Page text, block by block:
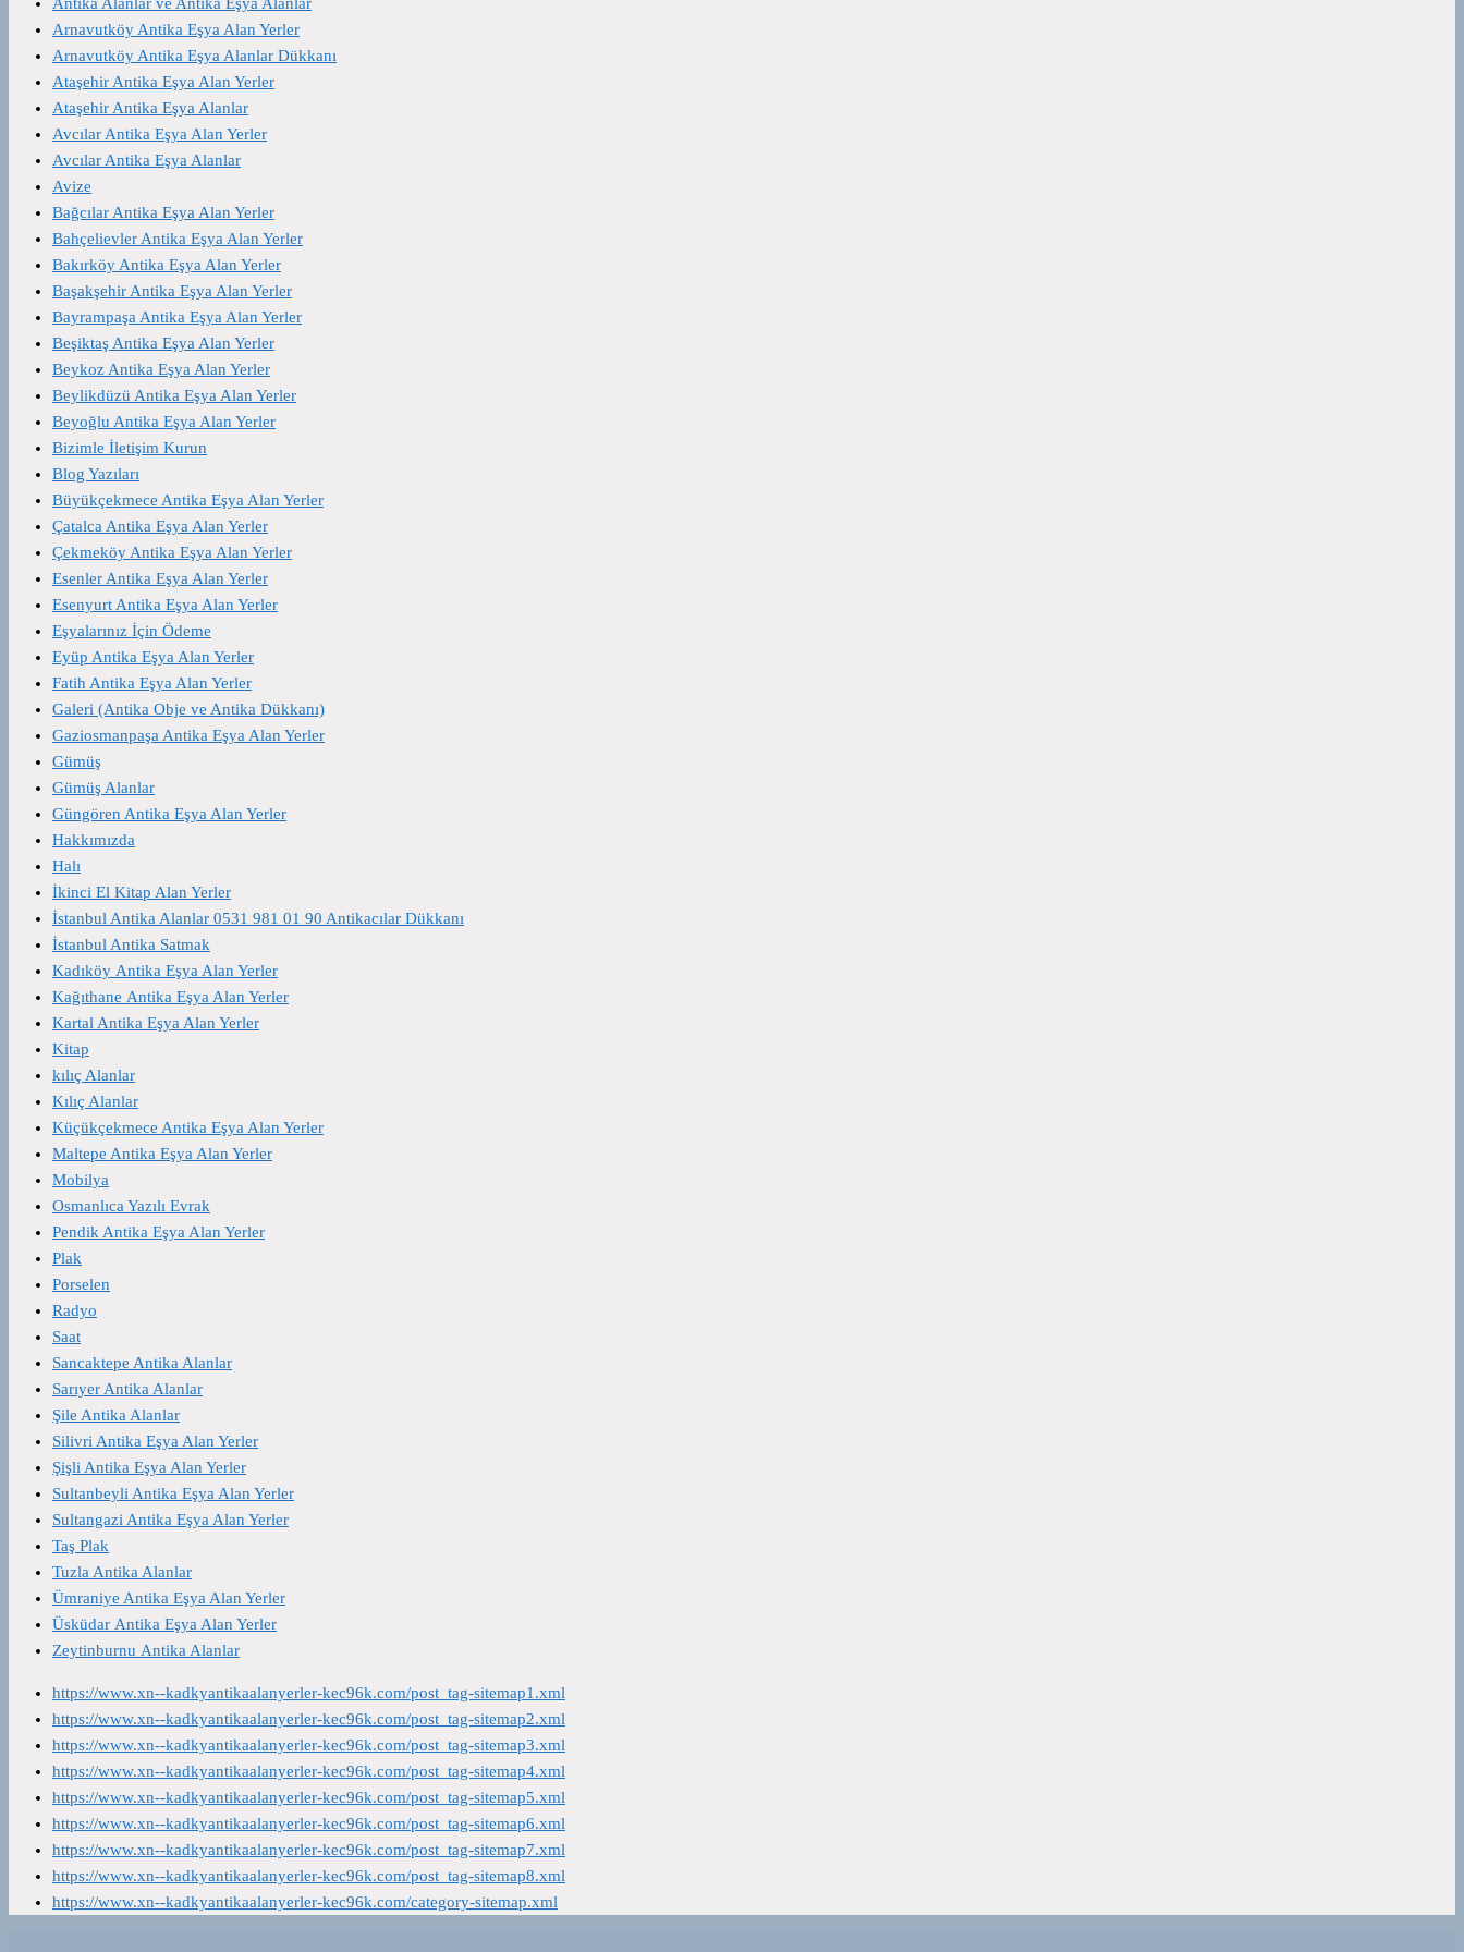
Arnavutköy Antika Eşya Alan Yerler
Arnavutköy Antika Eşya Alanlar Dükkanı
Ataşehir Antika Eşya Alan Yerler
Ataşehir Antika Eşya Alanlar
Avcılar Antika Eşya Alan Yerler
Avcılar Antika Eşya Alanlar
Avize
Bağcılar Antika Eşya Alan Yerler
Bahçelievler Antika Eşya Alan Yerler
Bakırköy Antika Eşya Alan Yerler
Başakşehir Antika Eşya Alan Yerler
Bayrampaşa Antika Eşya Alan Yerler
Beşiktaş Antika Eşya Alan Yerler
Beykoz Antika Eşya Alan Yerler
Beylikdüzü Antika Eşya Alan Yerler
Beyoğlu Antika Eşya Alan Yerler
Bizimle İletişim Kurun
Blog Yazıları
Büyükçekmece Antika Eşya Alan Yerler
Çatalca Antika Eşya Alan Yerler
Çekmeköy Antika Eşya Alan Yerler
Esenler Antika Eşya Alan Yerler
Esenyurt Antika Eşya Alan Yerler
Eşyalarınız İçin Ödeme
Eyüp Antika Eşya Alan Yerler
Fatih Antika Eşya Alan Yerler
Galeri (Antika Obje ve Antika Dükkanı)
Gaziosmanpaşa Antika Eşya Alan Yerler
Gümüş
Gümüş Alanlar
Güngören Antika Eşya Alan Yerler
Hakkımızda
Halı
İkinci El Kitap Alan Yerler
İstanbul Antika Alanlar 0531 981 01 90 Antikacılar Dükkanı
İstanbul Antika Satmak
Kadıköy Antika Eşya Alan Yerler
Kağıthane Antika Eşya Alan Yerler
Kartal Antika Eşya Alan Yerler
Kitap
kılıç Alanlar
Kılıç Alanlar
Küçükçekmece Antika Eşya Alan Yerler
Maltepe Antika Eşya Alan Yerler
Mobilya
Osmanlıca Yazılı Evrak
Pendik Antika Eşya Alan Yerler
Plak
Porselen
Radyo
Saat
Sancaktepe Antika Alanlar
Sarıyer Antika Alanlar
Şile Antika Alanlar
Silivri Antika Eşya Alan Yerler
Şişli Antika Eşya Alan Yerler
Sultanbeyli Antika Eşya Alan Yerler
Sultangazi Antika Eşya Alan Yerler
Taş Plak
Tuzla Antika Alanlar
Ümraniye Antika Eşya Alan Yerler
Üsküdar Antika Eşya Alan Yerler
Zeytinburnu Antika Alanlar
https://www.xn--kadkyantikaalanyerler-kec96k.com/post_tag-sitemap1.xml
https://www.xn--kadkyantikaalanyerler-kec96k.com/post_tag-sitemap2.xml
https://www.xn--kadkyantikaalanyerler-kec96k.com/post_tag-sitemap3.xml
https://www.xn--kadkyantikaalanyerler-kec96k.com/post_tag-sitemap4.xml
https://www.xn--kadkyantikaalanyerler-kec96k.com/post_tag-sitemap5.xml
https://www.xn--kadkyantikaalanyerler-kec96k.com/post_tag-sitemap6.xml
https://www.xn--kadkyantikaalanyerler-kec96k.com/post_tag-sitemap7.xml
https://www.xn--kadkyantikaalanyerler-kec96k.com/post_tag-sitemap8.xml
https://www.xn--kadkyantikaalanyerler-kec96k.com/category-sitemap.xml